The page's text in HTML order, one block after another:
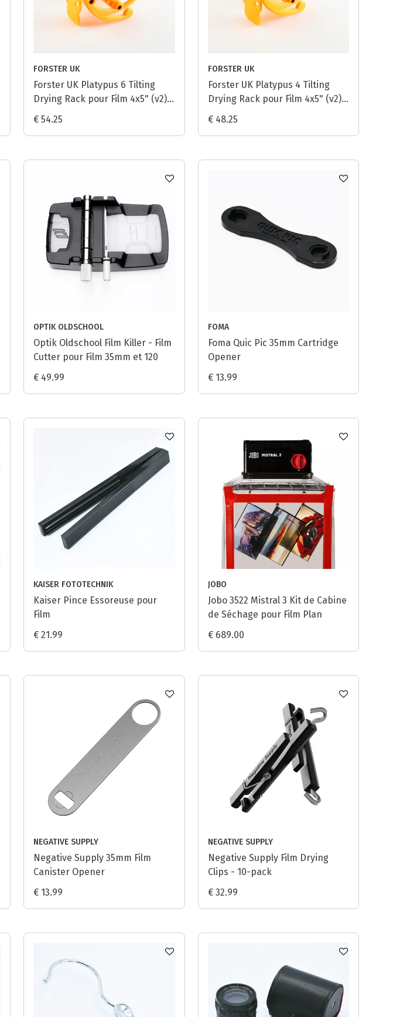
FORSTER UK
Forster UK Platypus 6 Tilting
Drying Rack pour Film 4x5" (v2) -
Orange
€ 54.25
FORSTER UK
Forster UK Platypus 4 Tilting
Drying Rack pour Film 4x5" (v2) -
Orange
€ 48.25
OPTIK OLDSCHOOL
Optik Oldschool Film Killer - Film
Cutter pour Film 35mm et 120
€ 49.99
FOMA
Foma Quic Pic 35mm Cartridge
Opener
€ 13.99
KAISER FOTOTECHNIK
Kaiser Pince Essoreuse pour
Film
€ 21.99
JOBO
Jobo 3522 Mistral 3 Kit de Cabine
de Séchage pour Film Plan
€ 689.00
NEGATIVE SUPPLY
Negative Supply 35mm Film
Canister Opener
€ 13.99
NEGATIVE SUPPLY
Negative Supply Film Drying
Clips - 10-pack
€ 32.99